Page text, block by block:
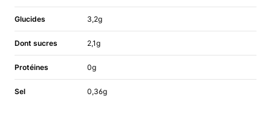
Glucides 3,2g
Dont sucres 2,1g
Protéines 0g
Sel 0,36g